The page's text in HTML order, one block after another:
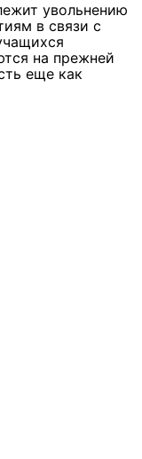
увольнению
в связи с
на прежней
еще как